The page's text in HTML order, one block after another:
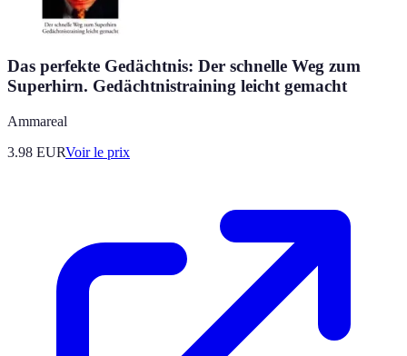
Das perfekte Gedächtnis: Der schnelle Weg zum
Superhirn. Gedächtnistraining leicht gemacht
Ammareal
3.98 EURVoir le prix